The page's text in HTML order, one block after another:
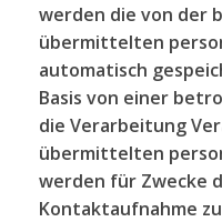
werden die von der
übermittelten
automatisch
Basis von einer
die Verarbeitung
übermittelten
werden für Zwecke
Kontaktaufnahme